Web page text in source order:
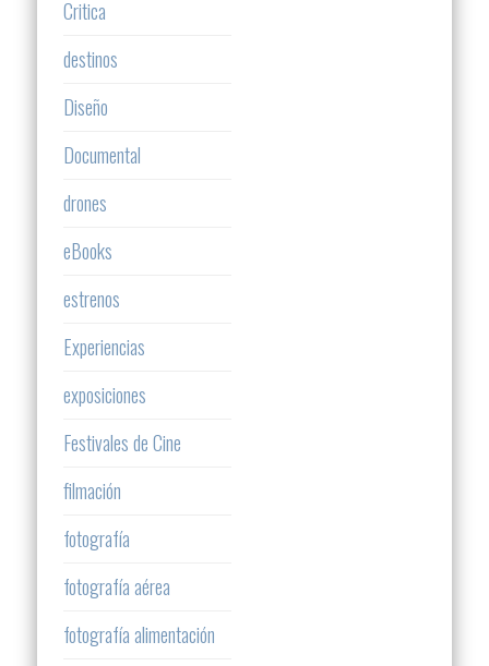
Critica
destinos
Diseño
Documental
drones
eBooks
estrenos
Experiencias
exposiciones
Festivales de Cine
filmación
fotografía
fotografía aérea
fotografía alimentación